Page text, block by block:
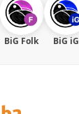
BiG Folk BiG iG